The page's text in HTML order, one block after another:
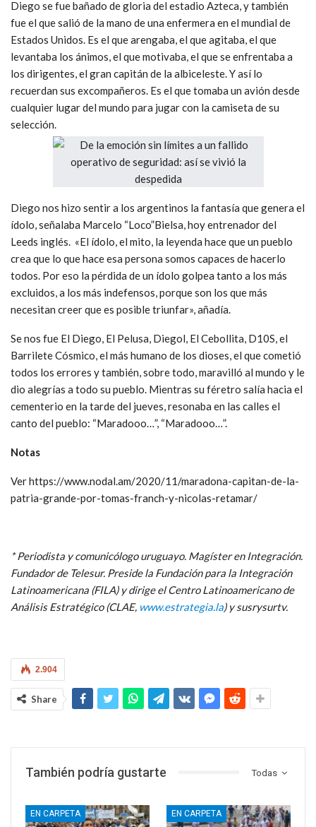
Diego se fue bañado de gloria del estadio Azteca, y también
fue el que salió de la mano de una enfermera en el mundial de
Estados Unidos. Es el que arengaba, el que agitaba, el que
levantaba los ánimos, el que motivaba, el que se enfrentaba a
los dirigentes, el gran capitán de la albiceleste. Y así lo
recuerdan sus excompañeros. Es el que tomaba un avión desde
cualquier lugar del mundo para jugar con la camiseta de su
selección.
Diego nos hizo sentir a los argentinos la fantasía que genera el
ídolo, señalaba Marcelo “Loco”Bielsa, hoy entrenador del
Leeds inglés. «El ídolo, el mito, la leyenda hace que un pueblo
crea que lo que hace esa persona somos capaces de hacerlo
todos. Por eso la pérdida de un ídolo golpea tanto a los más
excluidos, a los más indefensos, porque son los que más
necesitan creer que es posible triunfar», añadía.
Se nos fue El Diego, El Pelusa, Diegol, El Cebollita, D10S, el
Barrilete Cósmico, el más humano de los dioses, el que cometió
todos los errores y también, sobre todo, maravilló al mundo y le
dio alegrías a todo su pueblo. Mientras su féretro salía hacia el
cementerio en la tarde del jueves, resonaba en las calles el
canto del pueblo: “Maradooo…”, “Maradooo…”.
Notas
Ver https://www.nodal.am/2020/11/maradona-capitan-de-la-
patria-grande-por-tomas-franch-y-nicolas-retamar/
* Periodista y comunicólogo uruguayo. Magíster en Integración.
Fundador de Telesur. Preside la Fundación para la Integración
Latinoamericana (FILA) y dirige el Centro Latinoamericano de
Análisis Estratégico (CLAE, www.estrategia.la) y susrysurtv.
2.904
Share
Todas
También podría gustarte
EN CARPETA EN CARPETA